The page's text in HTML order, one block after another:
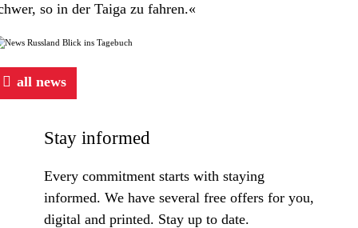
so in der Taiga zu fahren.«
all news
Stay informed
Every commitment starts with staying
informed. We have several free offers for you,
digital and printed. Stay up to date.